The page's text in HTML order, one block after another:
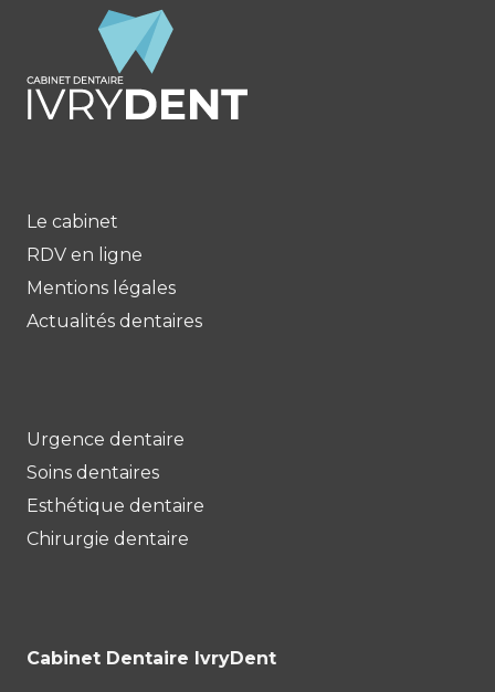
Le cabinet
RDV en ligne
Mentions légales
Actualités dentaires
Urgence dentaire
Soins dentaires
Esthétique dentaire
Chirurgie dentaire
Cabinet Dentaire IvryDent